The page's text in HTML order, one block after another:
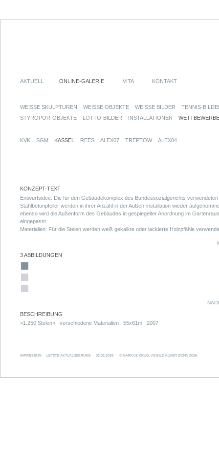
AKTUELL ONLINE-GALERIE VITA KONTAKT
WEISSE SKULPTUREN WEISSE OBJEKTE WEISSE BILDER
TENNIS-
STYROPOR-OBJEKTE
LOTTO-BILDER INSTALLATIONEN WETTBEWERBE
KVK SGM KASSEL REES ALEX07 TREPTOW ALEX04
KONZEPT-TEXT
Entwurfsidee: Die für den Gebäudekomplex des Bundessozialgerichts verwendeten
Stahlbetonpfeiler werden in ihrer Anzahl in der Außen-installation wieder
ebenso wird die Außenform des Gebäudes in gespiegelter Anordnung im
eingepasst.
Materialien: Für die Stelen werden weiß gekalkte oder lackierte Holzpfähle
Maße: Die Außenmaße belaufen sich in Nord-/Südrichtung auf ca. 55 Meter, in
ohne Betonierung gewährleistet ist. Jeder weiße Punkt im Plan steht für eine Stele,
insgesamt 1.250. (Das Konzept wurde nicht realisiert.)
3 ABBILDUNGEN
BESCHREIBUNG
»1.250 Stelen« verschiedene Materialien 55x61m 2007
IMPRESSUM LETZTE AKTUALISIERUNG 03.03.2026 © MARKUS KRUG, VG BILD-KUNST, BONN 2026